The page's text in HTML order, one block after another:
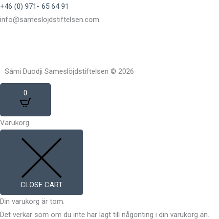
+46 (0) 971- 65 64 91
info@sameslojdstiftelsen.com
Sámi Duodji Sameslöjdstiftelsen © 2026
0
Varukorg
CLOSE CART
Din varukorg är tom.
Det verkar som om du inte har lagt till någonting i din varukorg än.